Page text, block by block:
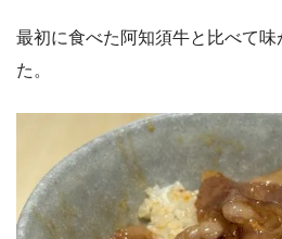
最初に食べた阿知須牛と比べて
た。